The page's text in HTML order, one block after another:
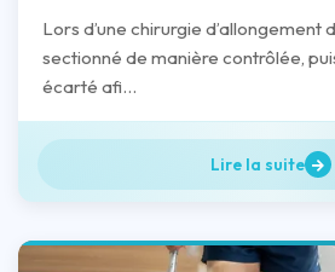
Lors d’une chirurgie d’allongement
sectionné de manière contrôlée,
écarté afi...
Lire la suite